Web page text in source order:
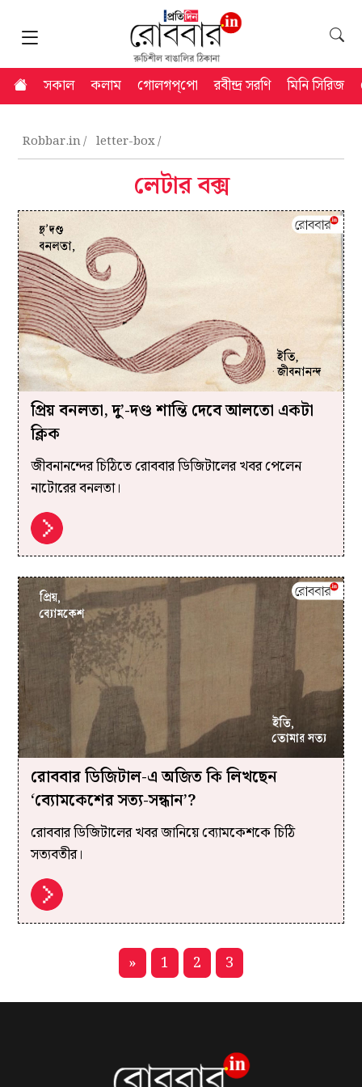
সকাল কলাম গোলগপ্‌পো রবীন্দ্র সরণি মিনি সিরিজ
Robbar.in letter-box
লেটার বক্স
প্রিয় বনলতা, দু’-দণ্ড শান্তি দেবে আলতো একটা
ক্লিক
জীবনানন্দের চিঠিতে রোববার ডিজিটালের খবর পেলেন
নাটোরের বনলতা।
রোববার ডিজিটাল-এ অজিত কি লিখছেন
‘ব্যোমকেশের সত্য-সন্ধান’?
রোববার ডিজিটালের খবর জানিয়ে ব্যোমকেশকে চিঠি
সত্যবতীর।
» 1 2 3